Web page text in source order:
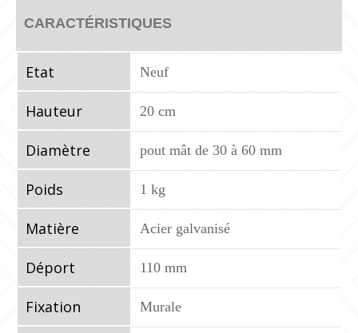
CARACTÉRISTIQUES
Etat Neuf
Hauteur 20 cm
Diamètre pout mât de 30 à 60 mm
Poids 1 kg
Matière Acier galvanisé
Déport 110 mm
Fixation Murale